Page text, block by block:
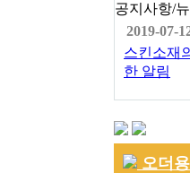
공지사항/
2019-07-
스킨소재
한 알림
오더